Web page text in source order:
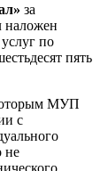
за
наложен
по
пять
МУП
с
не